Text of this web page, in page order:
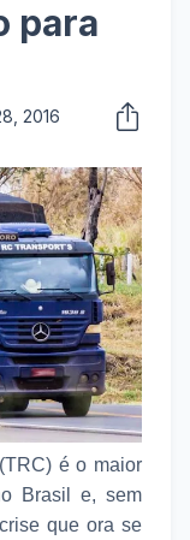
para
2016
é o maior
Brasil e, sem
que ora se